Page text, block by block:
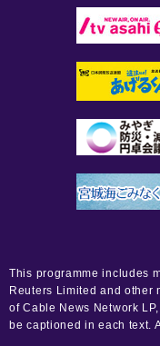
This programme includes
Reuters Limited and other
of Cable News Network
be captioned in each text.